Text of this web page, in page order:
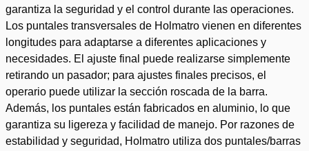
garantiza la seguridad y el control durante las operaciones.
Los puntales transversales de Holmatro vienen en diferentes
longitudes para adaptarse a diferentes aplicaciones y
necesidades. El ajuste final puede realizarse simplemente
retirando un pasador; para ajustes finales precisos, el
operario puede utilizar la sección roscada de la barra.
Además, los puntales están fabricados en aluminio, lo que
garantiza su ligereza y facilidad de manejo. Por razones de
estabilidad y seguridad, Holmatro utiliza dos puntales/barras